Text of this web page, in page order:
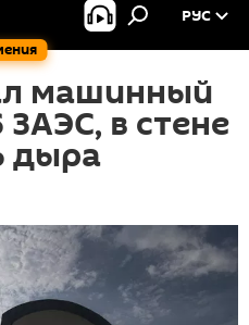
РУС
машинный
в стене
дыра